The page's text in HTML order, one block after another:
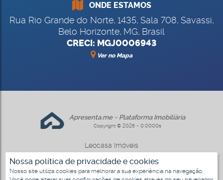
Nossa política de privacidade e cookies
Nosso site utiliza cookies para melhorar a sua experiência na navegação.
ONDE ESTAMOS
Rua Rio Grande do Norte, 1435, Sala 708, Savassi,
Belo Horizonte, MG, Brasil
CRECI: MGJ0006943
Ver no Mapa
Apresenta.me ~ Plataforma Imobiliária
Copyright © 2026 ~ 0.0000s
Leocasa Imóveis